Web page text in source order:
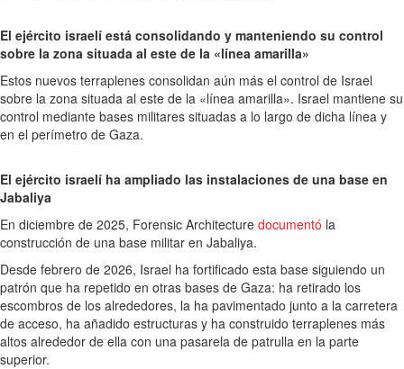
El ejército israelí está consolidando y manteniendo su control
sobre la zona situada al este de la «línea amarilla»
Estos nuevos terraplenes consolidan aún más el control de Israel
sobre la zona situada al este de la «línea amarilla». Israel mantiene su
control mediante bases militares situadas a lo largo de dicha línea y
en el perímetro de Gaza.
El ejército israelí ha ampliado las instalaciones de una base en
Jabaliya
En diciembre de 2025, Forensic Architecture documentó la
construcción de una base militar en Jabaliya.
Desde febrero de 2026, Israel ha fortificado esta base siguiendo un
patrón que ha repetido en otras bases de Gaza: ha retirado los
escombros de los alrededores, la ha pavimentado junto a la carretera
de acceso, ha añadido estructuras y ha construido terraplenes más
altos alrededor de ella con una pasarela de patrulla en la parte
superior.